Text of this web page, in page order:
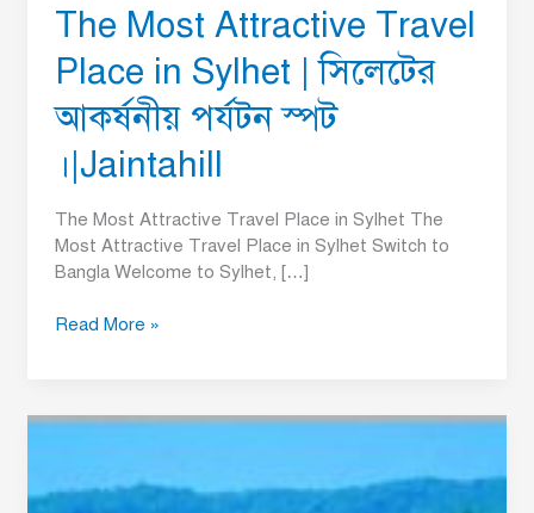
The Most Attractive Travel
Place in Sylhet | সিলেটের
আকর্ষনীয় পর্যটন স্পট
।|Jaintahill
The Most Attractive Travel Place in Sylhet The
Most Attractive Travel Place in Sylhet Switch to
Bangla Welcome to Sylhet, […]
Read More »
Historical